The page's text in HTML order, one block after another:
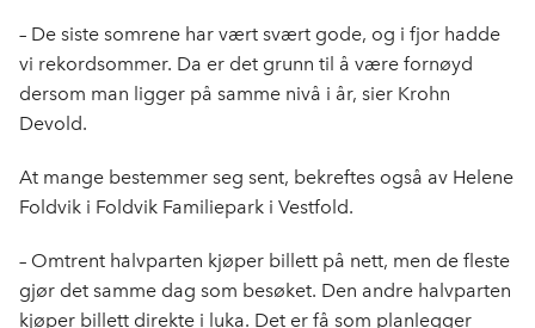
– De siste somrene har vært svært gode, og i fjor hadde
vi rekordsommer. Da er det grunn til å være fornøyd
dersom man ligger på samme nivå i år, sier Krohn
Devold.
At mange bestemmer seg sent, bekreftes også av Helene
Foldvik i Foldvik Familiepark i Vestfold.
– Omtrent halvparten kjøper billett på nett, men de fleste
gjør det samme dag som besøket. Den andre halvparten
kjøper billett direkte i luka. Det er få som planlegger